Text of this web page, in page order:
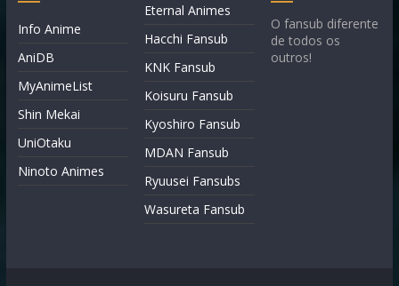
Info Anime
AniDB
MyAnimeList
Shin Mekai
UniOtaku
Ninoto Animes
Eternal Animes
Hacchi Fansub
KNK Fansub
Koisuru Fansub
Kyoshiro Fansub
MDAN Fansub
Ryuusei Fansubs
Wasureta Fansub
O fansub diferente
de todos os
outros!